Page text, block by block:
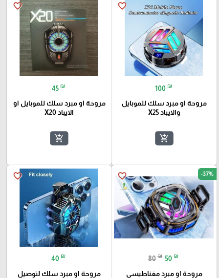
favorite_border
100 ₪
مروحة او مبرد سلك للموبايل
والايباد X25
add_shopping_cart
favorite_border
45 ₪
مروحة او مبرد سلك للموبايل او
الايباد X20
add_shopping_cart
favorite_border -37%
80 ₪ 50 ₪
مروحة او مبرد مغناطيسي
favorite_border
40 ₪
مروحة او مبرد سلك لتوصيل